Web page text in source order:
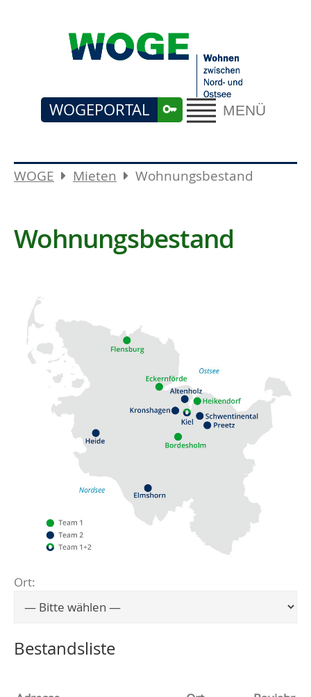
MENÜ
WOGEPORTAL
WOGE Mieten Wohnungsbestand
Wohnungsbestand
Eckernförde
Heikendorf
Kronshagen
Schwentinental
Ort:
Wählen Sie einen Ort, um zur entsprechenden Seite
Bestandsliste